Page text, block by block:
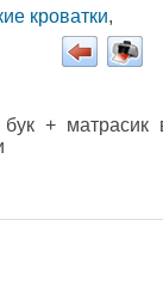
кроватки,
бук + матрасик